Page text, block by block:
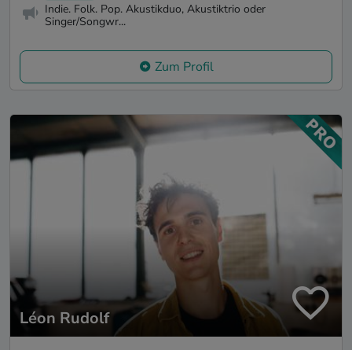
Indie. Folk. Pop. Akustikduo, Akustiktrio oder
Singer/Songwr...
Zum Profil
Léon Rudolf